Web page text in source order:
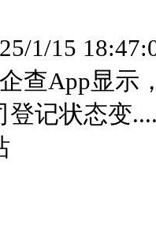
1/15
App显示
登记状态变